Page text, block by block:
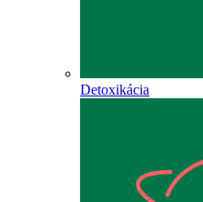
Detoxikácia